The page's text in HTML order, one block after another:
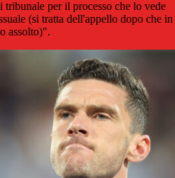
tribunale per il processo che lo vede
(si tratta dell'appello dopo che in
assolto)".